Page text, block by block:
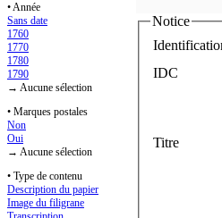
• Année
Sans date
1760
1770
1780
1790
→ Aucune sélection
• Marques postales
Non
Oui
→ Aucune sélection
• Type de contenu
Description du papier
Image du filigrane
Notice
IDC
Titre